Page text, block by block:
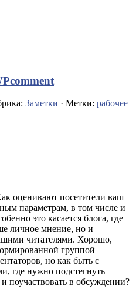
Заметки · Метки: рабочее
оценивают посетители ваш
параметрам, в том числе и
это касается блога, где
личное мнение, но и
читателями. Хорошо,
группой
но как быть с
где нужно подстегнуть
поучаствовать в обсуждении?